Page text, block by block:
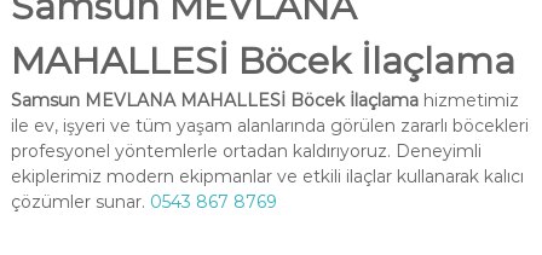
MAHALLESİ Böcek İlaçlama
Samsun MEVLANA MAHALLESİ Böcek İlaçlamahizmetimiz
ile ev, işyeri ve tüm yaşam alanlarında görülen zararlı böcekleri
profesyonel yöntemlerle ortadan kaldırıyoruz. Deneyimli
ekiplerimiz modern ekipmanlar ve etkili ilaçlar kullanarak kalıcı
çözümler sunar. 0543 867 8769